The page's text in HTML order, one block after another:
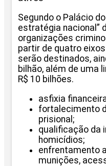
Segundo o Palácio
estratégia nacional”
organizações
partir de quatro
serão destinados,
bilhão, além de uma
R$ 10 bilhões.
asfixia
fortalecimento
prisional;
qualificação da
homicídios;
enfrentamento
munições,